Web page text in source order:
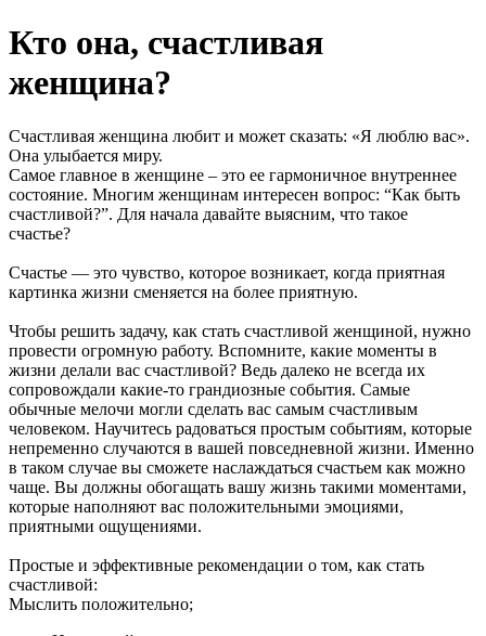
Кто она, счастливая
женщина?
Счастливая женщина любит и может сказать: «Я люблю вас».
Она улыбается миру.
Самое главное в женщине – это ее гармоничное внутреннее
состояние. Многим женщинам интересен вопрос: “Как быть
счастливой?”. Для начала давайте выясним, что такое
счастье?
Счастье — это чувство, которое возникает, когда приятная
картинка жизни сменяется на более приятную.
Чтобы решить задачу, как стать счастливой женщиной, нужно
провести огромную работу. Вспомните, какие моменты в
жизни делали вас счастливой? Ведь далеко не всегда их
сопровождали какие-то грандиозные события. Самые
обычные мелочи могли сделать вас самым счастливым
человеком. Научитесь радоваться простым событиям, которые
непременно случаются в вашей повседневной жизни. Именно
в таком случае вы сможете наслаждаться счастьем как можно
чаще. Вы должны обогащать вашу жизнь такими моментами,
которые наполняют вас положительными эмоциями,
приятными ощущениями.
Простые и эффективные рекомендации о том, как стать
счастливой:
Мыслить положительно;